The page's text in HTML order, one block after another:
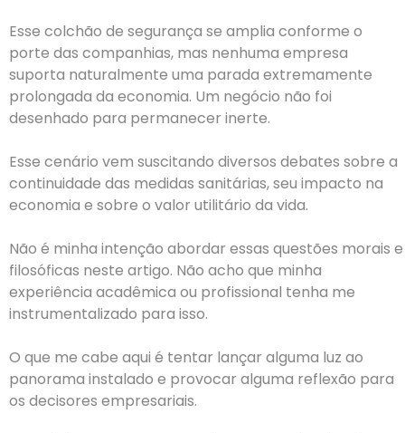
Esse colchão de segurança se amplia conforme o
porte das companhias, mas nenhuma empresa
suporta naturalmente uma parada extremamente
prolongada da economia. Um negócio não foi
desenhado para permanecer inerte.
Esse cenário vem suscitando diversos debates sobre a
continuidade das medidas sanitárias, seu impacto na
economia e sobre o valor utilitário da vida.
Não é minha intenção abordar essas questões morais e
filosóficas neste artigo. Não acho que minha
experiência acadêmica ou profissional tenha me
instrumentalizado para isso.
O que me cabe aqui é tentar lançar alguma luz ao
panorama instalado e provocar alguma reflexão para
os decisores empresariais.